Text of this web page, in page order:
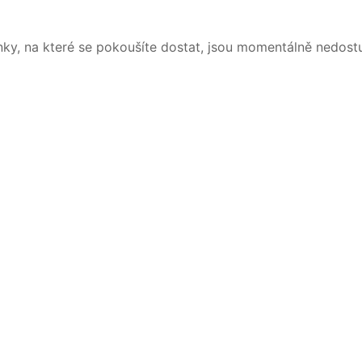
na které se pokoušíte dostat, jsou momentálně